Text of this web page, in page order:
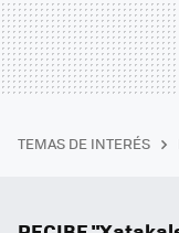
TEMAS DE INTERÉS